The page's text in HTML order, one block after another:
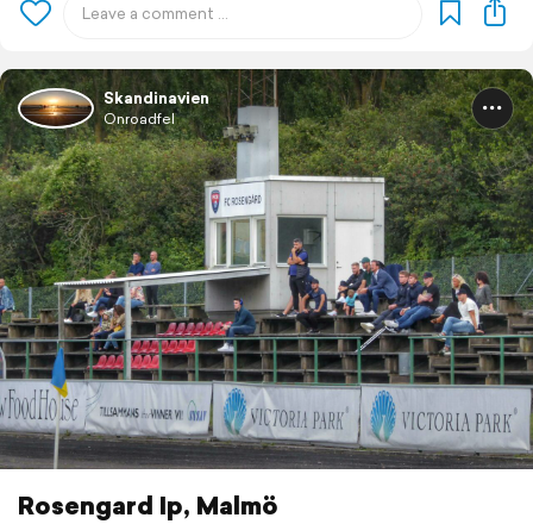
Skandinavien
Onroadfel
Rosengard Ip, Malmö